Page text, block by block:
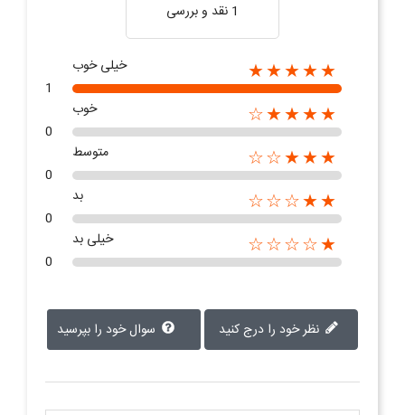
1 نقد و بررسی
★★★★★
خیلی خوب
1
★★★★☆
خوب
0
★★★☆☆
متوسط
0
★★☆☆☆
بد
0
★☆☆☆☆
خیلی بد
0
سوال خود را بپرسید